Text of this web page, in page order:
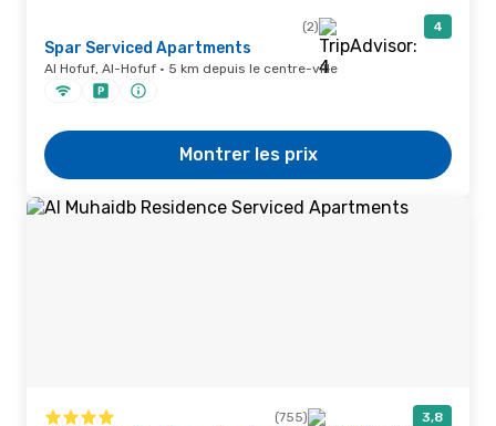
(2) 4
Spar Serviced Apartments
Al Hofuf, Al-Hofuf · 5 km depuis le centre-ville
Montrer les prix
(755) 3,8